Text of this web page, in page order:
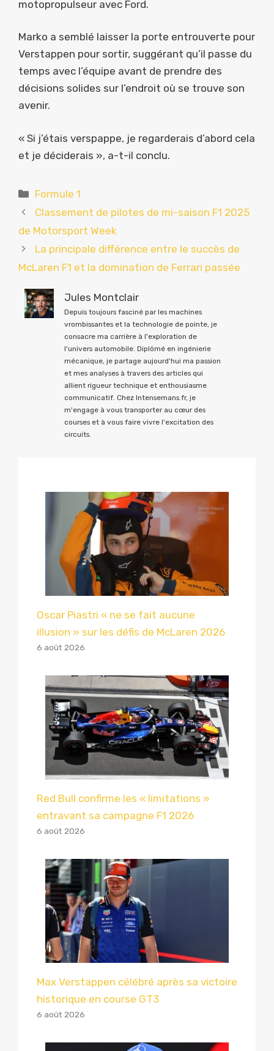
motopropulseur avec Ford.
Marko a semblé laisser la porte entrouverte pour
Verstappen pour sortir, suggérant qu’il passe du
temps avec l’équipe avant de prendre des
décisions solides sur l’endroit où se trouve son
avenir.
« Si j’étais verspappe, je regarderais d’abord cela
et je déciderais », a-t-il conclu.
Catégories
Formule 1
Classement de pilotes de mi-saison F1 2025
de Motorsport Week
La principale différence entre le succès de
McLaren F1 et la domination de Ferrari passée
Jules Montclair
Depuis toujours fasciné par les machines
vrombissantes et la technologie de pointe, je
consacre ma carrière à l'exploration de
l'univers automobile. Diplômé en ingénierie
mécanique, je partage aujourd'hui ma passion
et mes analyses à travers des articles qui
allient rigueur technique et enthousiasme
communicatif. Chez Intensemans.fr, je
m'engage à vous transporter au cœur des
courses et à vous faire vivre l'excitation des
circuits.
Oscar Piastri « ne se fait aucune
illusion » sur les défis de McLaren 2026
6 août 2026
Red Bull confirme les « limitations »
entravant sa campagne F1 2026
6 août 2026
Max Verstappen célébré après sa victoire
historique en course GT3
6 août 2026